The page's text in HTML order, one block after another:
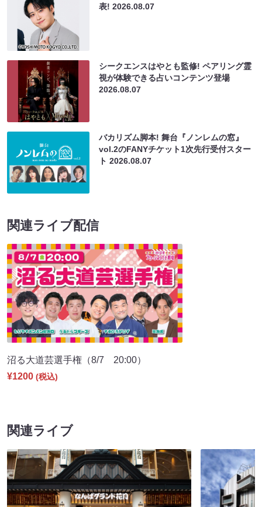
表!2026.08.07
シークエンスはやとも監修! ペアリング霊
視が体験できる占いコンテンツ登場
2026.08.07
バカリズム脚本! 舞台『ノンレムの窓』
vol.2のFANYチケット1次先行受付スター
ト2026.08.07
関連ライブ配信
沼る大道芸選手権（8/7 20:00）
¥1200 (税込)
関連ライブ